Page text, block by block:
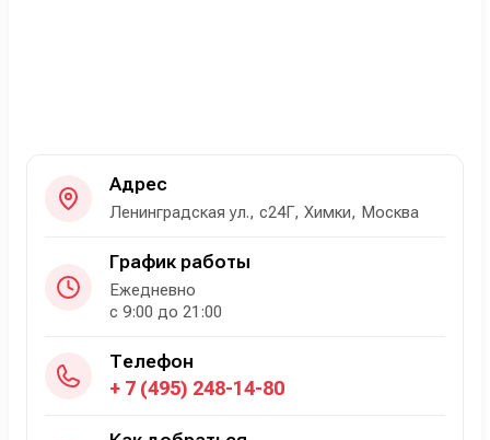
Адрес
Ленинградская ул., с24Г, Химки, Москва
График работы
Ежедневно
с 9:00 до 21:00
Телефон
+ 7 (495) 248-14-80